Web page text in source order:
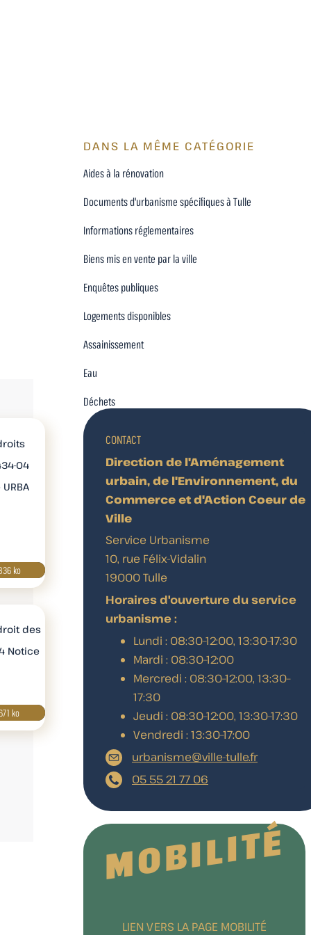
04
ko
des
Notice
ko Télécharger
DANS LA MÊME CATÉGORIE
Aides à la rénovation
Documents d'urbanisme spécifiques à Tulle
Informations réglementaires
Biens mis en vente par la ville
Enquêtes publiques
Logements disponibles
Assainissement
Eau
Déchets
CONTACT
Direction de l'Aménagement
urbain, de l'Environnement, du
Commerce et d'Action Coeur de
Ville
Service Urbanisme
10, rue Félix-Vidalin
19000 Tulle
Horaires d'ouverture du service
urbanisme :
Lundi : 08:30–12:00, 13:30–17:30
Mardi : 08:30–12:00
Mercredi : 08:30–12:00, 13:30–
17:30
Jeudi : 08:30–12:00, 13:30–17:30
Vendredi : 13:30–17:00
urbanisme@ville-tulle.fr
05 55 21 77 06
MOBILITÉ
LIEN VERS LA PAGE MOBILITÉ